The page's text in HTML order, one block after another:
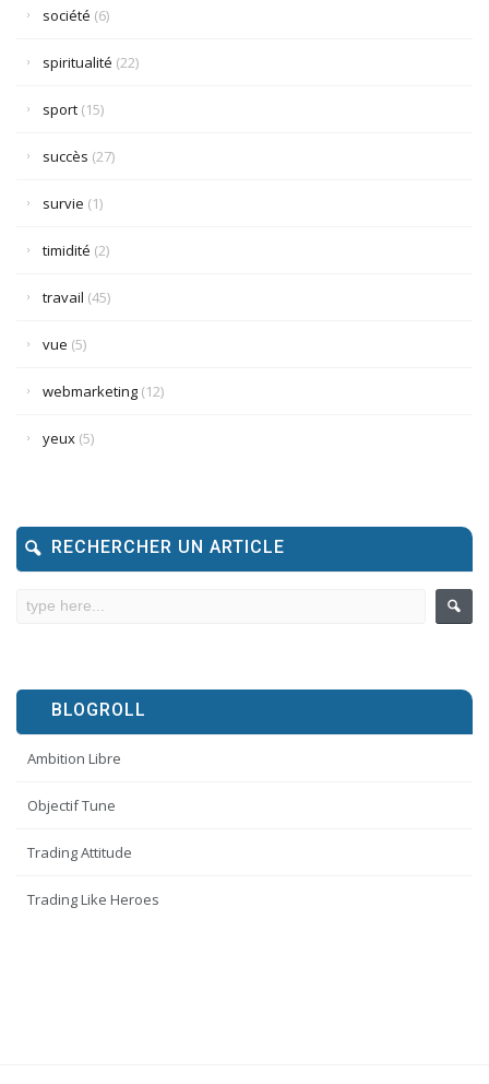
société (6)
spiritualité (22)
sport (15)
succès (27)
survie (1)
timidité (2)
travail (45)
vue (5)
webmarketing (12)
yeux (5)
RECHERCHER UN ARTICLE
BLOGROLL
Ambition Libre
Objectif Tune
Trading Attitude
Trading Like Heroes